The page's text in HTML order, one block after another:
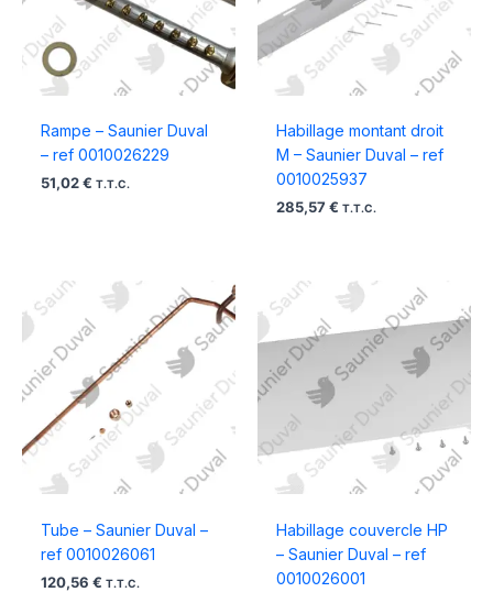
Rampe – Saunier Duval
– ref 0010026229
51,02 € T.T.C.
Habillage montant droit
M – Saunier Duval – ref
0010025937
285,57 € T.T.C.
Tube – Saunier Duval –
ref 0010026061
120,56 € T.T.C.
Habillage couvercle HP
– Saunier Duval – ref
0010026001